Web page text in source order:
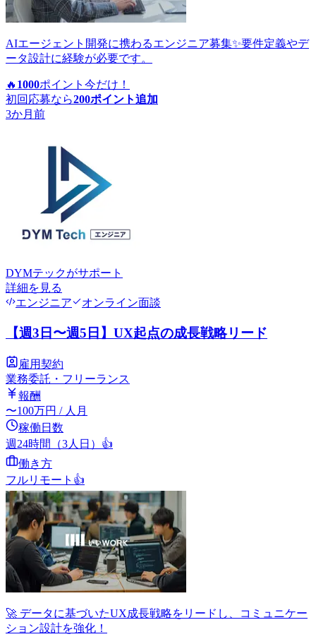
AIエージェント開発に携わるエンジニア募集✨要件定義やデ
ータ設計に経験が必要です。
🔥 1000ポイント 今だけ！
初回応募なら200ポイント追加
3か月前
DYMテックがサポート
詳細を見る
エンジニア
オンライン面談
【週3日〜週5日】UX起点の成長戦略リード
雇用契約
業務委託・フリーランス
報酬
〜100万円 / 人月
稼働日数
週24時間（3人日） 👍
働き方
フルリモート 👍
🚀 データに基づいたUX成長戦略をリードし、コミュニケー
ション設計を強化！